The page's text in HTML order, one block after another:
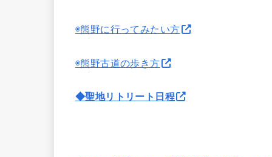
◉熊野に行ってみたい方
◉熊野古道の歩き方
◆聖地リトリート日程